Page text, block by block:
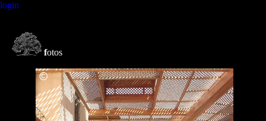
login
fotos